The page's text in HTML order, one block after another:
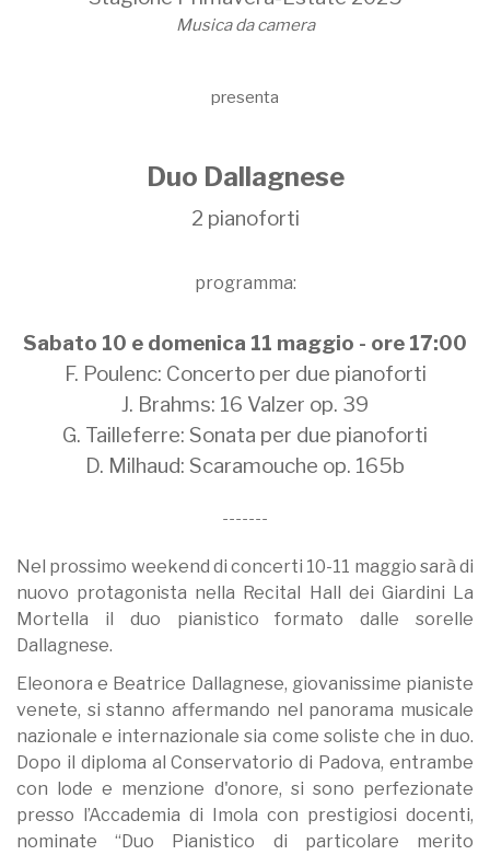
Musica da camera
presenta
Duo Dallagnese
2 pianoforti
programma:
Sabato 10 e domenica 11 maggio - ore 17:00
F. Poulenc: Concerto per due pianoforti
J. Brahms: 16 Valzer op. 39
G. Tailleferre: Sonata per due pianoforti
D. Milhaud: Scaramouche op. 165b
-------
Nel prossimo weekend di concerti 10-11 maggio sarà di
nuovo protagonista nella Recital Hall dei Giardini La
Mortella il duo pianistico formato dalle sorelle
Dallagnese.
Eleonora e Beatrice Dallagnese, giovanissime pianiste
venete, si stanno affermando nel panorama musicale
nazionale e internazionale sia come soliste che in duo.
Dopo il diploma al Conservatorio di Padova, entrambe
con lode e menzione d'onore, si sono perfezionate
presso l’Accademia di Imola con prestigiosi docenti,
nominate “Duo Pianistico di particolare merito